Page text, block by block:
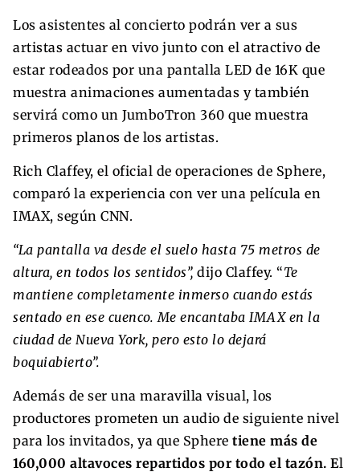
Los asistentes al concierto podrán ver a sus
artistas actuar en vivo junto con el atractivo de
estar rodeados por una pantalla LED de 16K que
muestra animaciones aumentadas y también
servirá como un JumboTron 360 que muestra
primeros planos de los artistas.
Rich Claffey, el oficial de operaciones de Sphere,
comparó la experiencia con ver una película en
IMAX, según CNN.
“La pantalla va desde el suelo hasta 75 metros de
altura, en todos los sentidos”, dijo Claffey. “Te
mantiene completamente inmerso cuando estás
sentado en ese cuenco. Me encantaba IMAX en la
ciudad de Nueva York, pero esto lo dejará
boquiabierto”.
Además de ser una maravilla visual, los
productores prometen un audio de siguiente nivel
para los invitados, ya que Sphere tiene más de
160,000 altavoces repartidos por todo el tazón. El